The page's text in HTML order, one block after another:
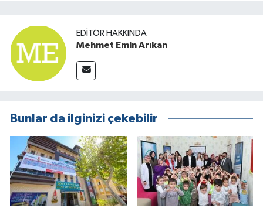
EDITÖR HAKKINDA
Mehmet Emin Arıkan
Bunlar da ilginizi çekebilir